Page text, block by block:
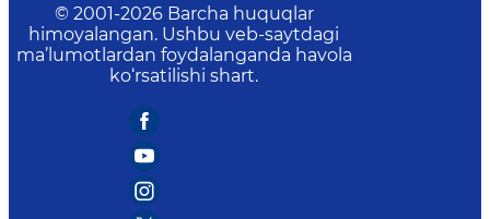
© 2001-2026 Barcha huquqlar
himoyalangan. Ushbu veb-saytdagi
ma’lumotlardan foydalanganda havola
ko‘rsatilishi shart.